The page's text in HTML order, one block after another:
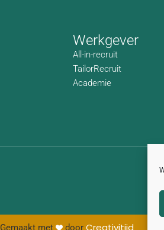
Werkgever
All-in-recruit
TailorRecruit
Academie
Gemaakt met door Creativitijd